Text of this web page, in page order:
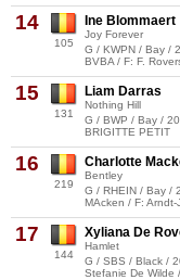
14
105
Ine Blommaert
Joy Forever
G / KWPN / Bay /
BVBA / F: F.
15
131
Liam Darras
Nothing Hill
G / BWP / Bay /
BRIGITTE PETIT
16
219
Charlotte
Bentley
G / RHEIN / Bay /
MAcken / F:
17
144
Xyliana De
Hamlet
G / SBS / Black /
Stefanie De Wilde